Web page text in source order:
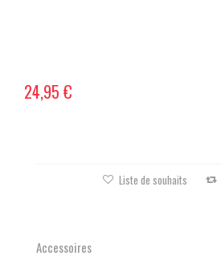
24,95 €
Liste de souhaits
Accessoires